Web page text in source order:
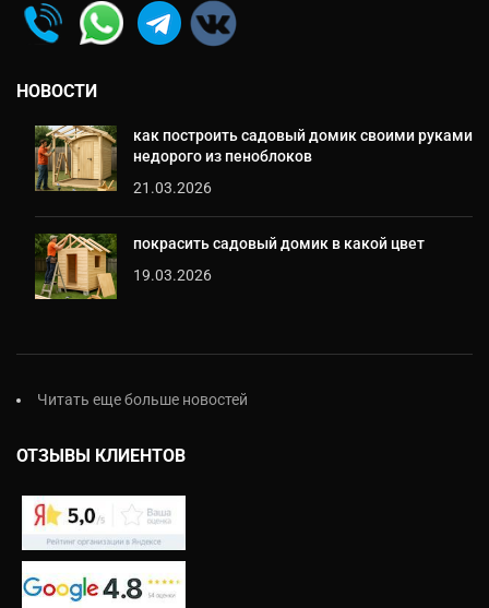
НОВОСТИ
как построить садовый домик своими руками
недорого из пеноблоков
21.03.2026
покрасить садовый домик в какой цвет
19.03.2026
Читать еще больше новостей
ОТЗЫВЫ КЛИЕНТОВ